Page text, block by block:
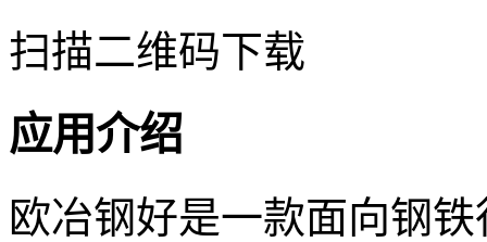
扫描二维码下载
应用介绍
欧冶钢好是一款面向钢